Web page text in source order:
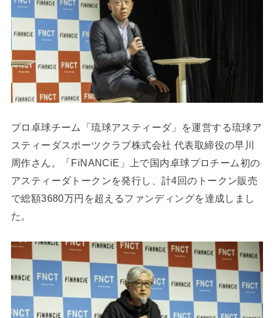
プロ卓球チーム「琉球​アスティーダ」を運営する琉球ア
スティーダスポーツクラブ株式会社 代表取締役の早川
周作さん。「FiNANCiE」上で国内卓球プロチーム初の
アスティーダトークンを発行し、計4回のトークン販売
で総額3680万円を超えるファンディングを達成しまし
た。